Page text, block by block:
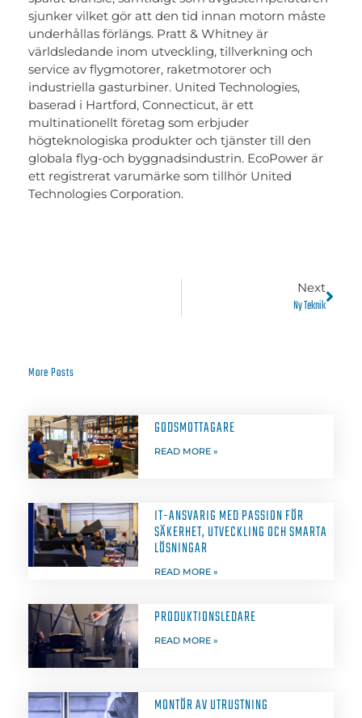
sjunker vilket gör att den tid innan motorn måste
underhållas förlängs. Pratt & Whitney är
världsledande inom utveckling, tillverkning och
service av flygmotorer, raketmotorer och
industriella gasturbiner. United Technologies,
baserad i Hartford, Connecticut, är ett
multinationellt företag som erbjuder
högteknologiska produkter och tjänster till den
globala flyg-och byggnadsindustrin. EcoPower är
ett registrerat varumärke som tillhör United
Technologies Corporation.
Next
Ny Teknik
More Posts
GODSMOTTAGARE
READ MORE »
IT-ANSVARIG MED PASSION FÖR
SÄKERHET, UTVECKLING OCH SMARTA
LÖSNINGAR
READ MORE »
PRODUKTIONSLEDARE
READ MORE »
MONTÖR AV UTRUSTNING